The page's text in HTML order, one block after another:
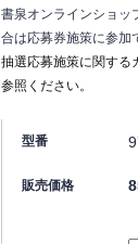
書泉オンラインショッ
合は応募券施策に参加
抽選応募施策に関する
参照ください。
型番
販売価格